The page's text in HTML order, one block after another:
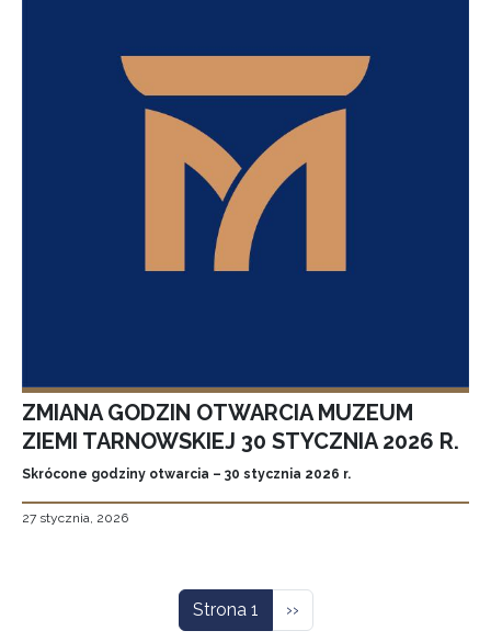
ZMIANA GODZIN OTWARCIA MUZEUM
ZIEMI TARNOWSKIEJ 30 STYCZNIA 2026 R.
Skrócone godziny otwarcia – 30 stycznia 2026 r.
27 stycznia, 2026
Strona 1 Następna strona
››